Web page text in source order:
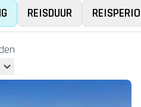
REISDUUR